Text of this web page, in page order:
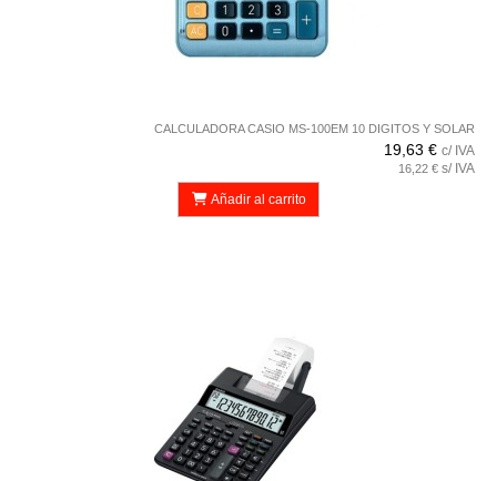
CALCULADORA CASIO MS-100EM 10 DIGITOS Y SOLAR
19,63 € c/ IVA
16,22 € s/ IVA
Añadir al carrito